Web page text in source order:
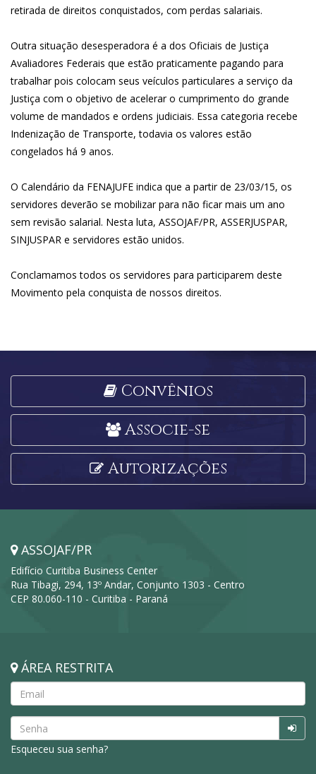
retirada de direitos conquistados, com perdas salariais.
Outra situação desesperadora é a dos Oficiais de Justiça
Avaliadores Federais que estão praticamente pagando para
trabalhar pois colocam seus veículos particulares a serviço da
Justiça com o objetivo de acelerar o cumprimento do grande
volume de mandados e ordens judiciais. Essa categoria recebe
Indenização de Transporte, todavia os valores estão
congelados há 9 anos.
O Calendário da FENAJUFE indica que a partir de 23/03/15, os
servidores deverão se mobilizar para não ficar mais um ano
sem revisão salarial. Nesta luta, ASSOJAF/PR, ASSERJUSPAR,
SINJUSPAR e servidores estão unidos.
Conclamamos todos os servidores para participarem deste
Movimento pela conquista de nossos direitos.
Convênios
Associe-se
Autorizações
ASSOJAF/PR
Edifício Curitiba Business Center
Rua Tibagi, 294, 13º Andar, Conjunto 1303 - Centro
CEP 80.060-110 - Curitiba - Paraná
ÁREA RESTRITA
Esqueceu sua senha?